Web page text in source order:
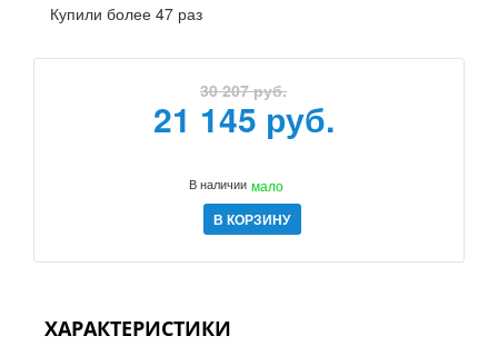
Купили более 47 раз
30 207 руб.
21 145 руб.
В наличии мало
В КОРЗИНУ
ХАРАКТЕРИСТИКИ